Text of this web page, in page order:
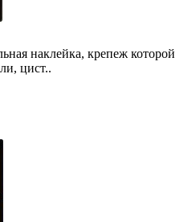
наклейка, крепеж которой
цист..